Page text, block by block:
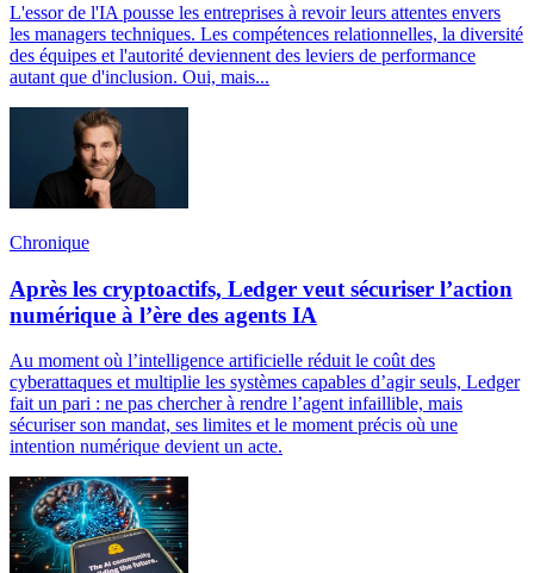
L'essor de l'IA pousse les entreprises à revoir leurs attentes envers
les managers techniques. Les compétences relationnelles, la diversité
des équipes et l'autorité deviennent des leviers de performance
autant que d'inclusion. Oui, mais...
Chronique
Après les cryptoactifs, Ledger veut sécuriser l’action
numérique à l’ère des agents IA
Au moment où l’intelligence artificielle réduit le coût des
cyberattaques et multiplie les systèmes capables d’agir seuls, Ledger
fait un pari : ne pas chercher à rendre l’agent infaillible, mais
sécuriser son mandat, ses limites et le moment précis où une
intention numérique devient un acte.